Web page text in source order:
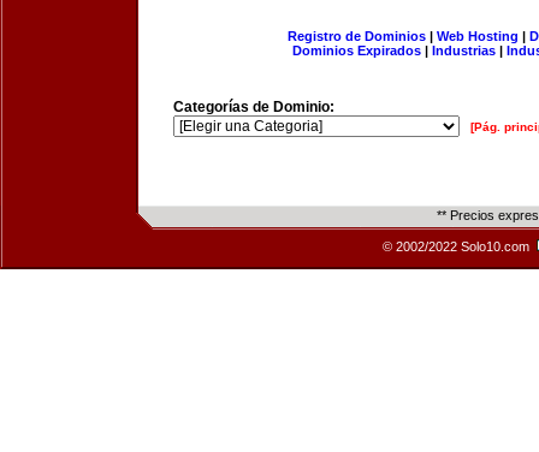
Registro de Dominios| Web Hosting |
Dominios Expirados | Industrias |
Categorías de Dominio:
[Pág.
** Precios
© 2002/2022 Solo10.com